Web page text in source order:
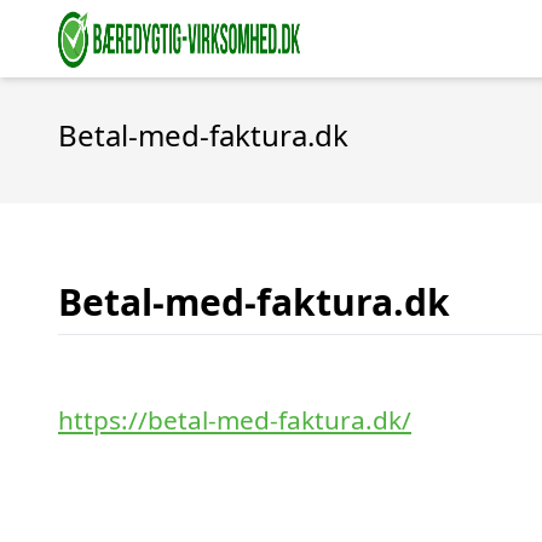
Betal-med-faktura.dk
Betal-med-faktura.dk
https://betal-med-faktura.dk/